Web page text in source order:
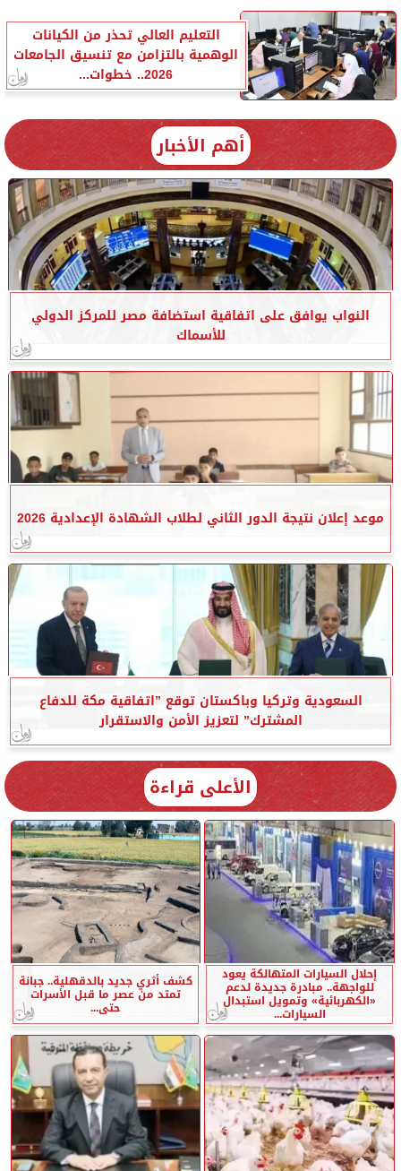
التعليم العالي تحذر من الكيانات
الوهمية بالتزامن مع تنسيق الجامعات
2026.. خطوات...
أهم الأخبار
النواب يوافق على اتفاقية استضافة مصر للمركز الدولي
للأسماك
موعد إعلان نتيجة الدور الثاني لطلاب الشهادة الإعدادية 2026
السعودية وتركيا وباكستان توقع ”اتفاقية مكة للدفاع
المشترك” لتعزيز الأمن والاستقرار
الأعلى قراءة
إحلال السيارات المتهالكة يعود
للواجهة.. مبادرة جديدة لدعم
«الكهربائية» وتمويل استبدال
السيارات...
كشف أثري جديد بالدقهلية.. جبانة
تمتد من عصر ما قبل الأسرات
حتى...